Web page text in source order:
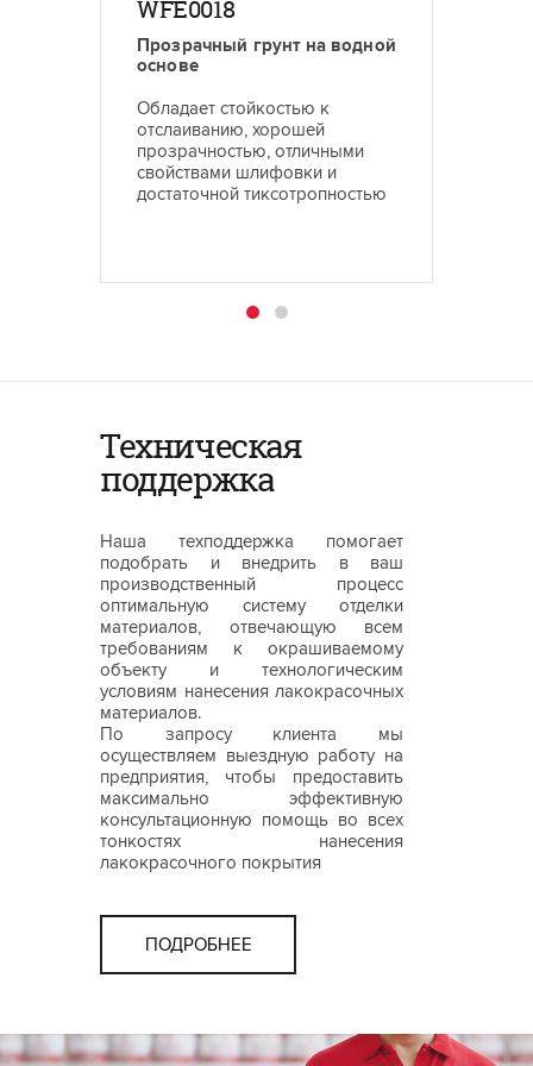
WFE0018
Прозрачный грунт на водной
основе
Обладает стойкостью к
отслаиванию, хорошей
прозрачностью, отличными
свойствами шлифовки и
достаточной тиксотропностью
Техническая
поддержка
Наша техподдержка помогает
подобрать и внедрить в ваш
производственный процесс
оптимальную систему отделки
материалов, отвечающую всем
требованиям к окрашиваемому
объекту и технологическим
условиям нанесения лакокрасочных
материалов.
По запросу клиента мы
осуществляем выездную работу на
предприятия, чтобы предоставить
максимально эффективную
консультационную помощь во всех
тонкостях нанесения
лакокрасочного покрытия
ПОДРОБНЕЕ